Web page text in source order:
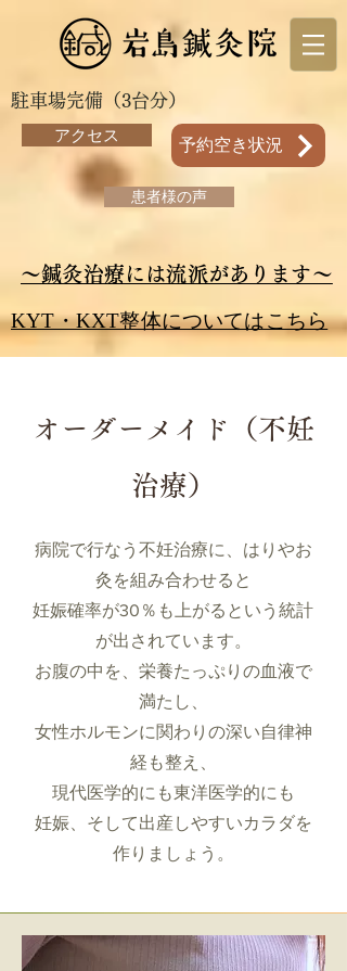
駐車場完備（3台分）
アクセス
予約空き状況
患者様の声
～鍼灸治療には流派があります～
KYT・KXT整体についてはこちら
オーダーメイド（不妊
治療）
病院で行なう不妊治療に、はりやお
灸を組み合わせると
妊娠確率が30％も上がるという統計
が出されています。
お腹の中を、栄養たっぷりの血液で
満たし、
女性ホルモンに関わりの深い自律神
経も整え、
現代医学的にも東洋医学的にも
妊娠、そして出産しやすいカラダを
作りましょう。